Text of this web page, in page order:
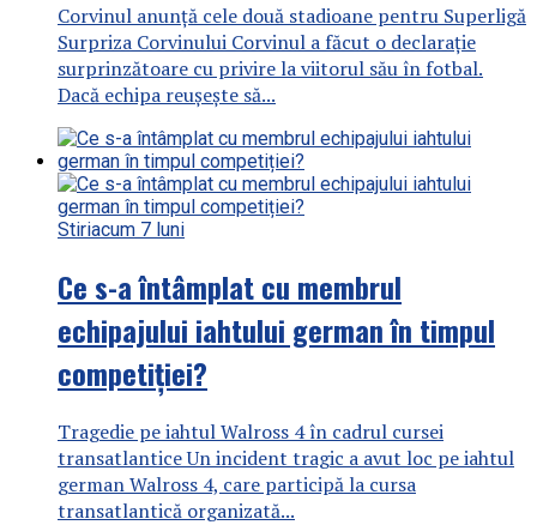
Corvinul anunță cele două stadioane pentru Superligă
Surpriza Corvinului Corvinul a făcut o declarație
surprinzătoare cu privire la viitorul său în fotbal.
Dacă echipa reușește să...
Stiriacum 7 luni
Ce s-a întâmplat cu membrul
echipajului iahtului german în timpul
competiției?
Tragedie pe iahtul Walross 4 în cadrul cursei
transatlantice Un incident tragic a avut loc pe iahtul
german Walross 4, care participă la cursa
transatlantică organizată...